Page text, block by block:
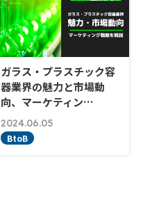
ガラス・プラスチック容
器業界の魅力と市場動
向、マーケティン…
2024.06.05
BtoB